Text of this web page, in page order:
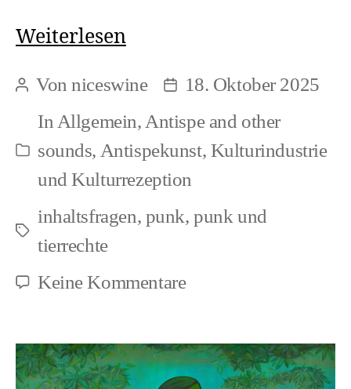
WeiterlesenDIY
Themen:
Wie
man
Lieder
schreiben
Beitragsautor
Vonniceswine Beitragsdatum
18. Oktober 2025
Kategorien
In Allgemein, Antispe and other
sounds, Antispekunst, Kulturindustrie
und Kulturrezeption
Schlagwörter
inhaltsfragen, punk,punk und
tierrechte
Keine Kommentarezu
Aktivismus-
Themen: